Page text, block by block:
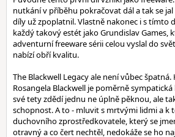
nutkání v příběhu pokračovat dál a tak se
díly už zpoplatnil. Vlastně nakonec i s tímto
každý takový estét jako Grundislav Games,
adventurní freeware sérii celou vyslal do
nabízí obří kvalitu.
The Blackwell Legacy ale není vůbec
Rosangela Blackwell je poměrně
své tety zdědí jednu ne úplně pěknou, ale
schopnost. A to - mluvit s mrtvými lidmi a k
duchovního zprostředkovatele, který se
otravný a co čert nechtěl, nedokáže se ho